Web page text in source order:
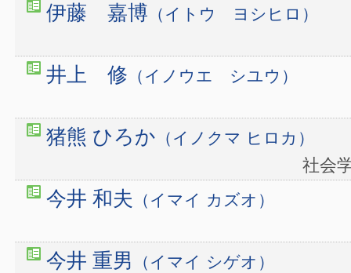
伊藤 嘉博 （イトウ ヨシヒロ）
井上 修 （イノウエ シユウ）
猪熊 ひろか （イノクマ ヒロカ）
社
今井 和夫 （イマイ カズオ）
今井 重男 （イマイ シゲオ）